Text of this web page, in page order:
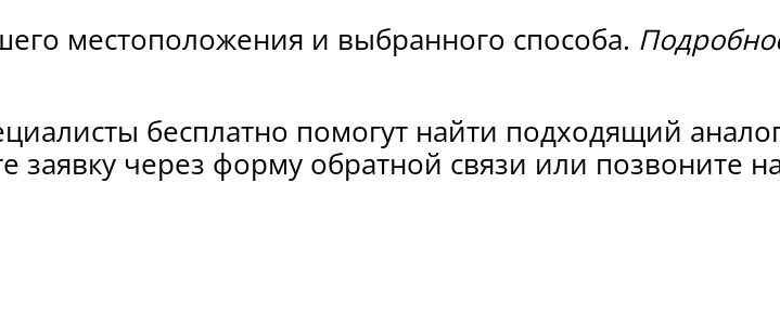
местоположения и выбранного способа.
бесплатно помогут найти подходящий
заявку через форму обратной связи или